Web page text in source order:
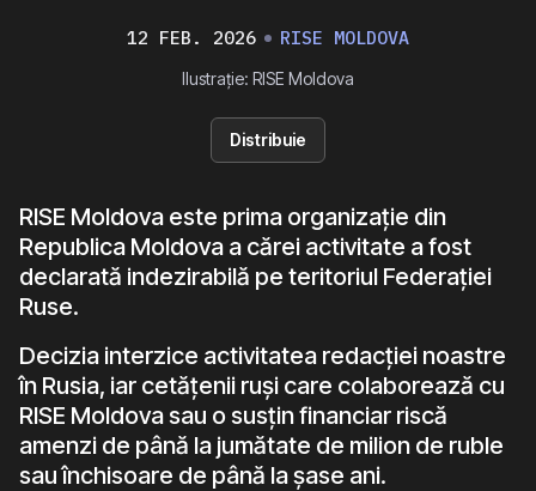
12 FEB. 2026 RISE MOLDOVA
Ilustrație: RISE Moldova
Distribuie
RISE Moldova este prima organizație din
Republica Moldova a cărei activitate a fost
declarată indezirabilă pe teritoriul Federației
Ruse.
Decizia interzice activitatea redacției noastre
în Rusia, iar cetățenii ruși care colaborează cu
RISE Moldova sau o susțin financiar riscă
amenzi de până la jumătate de milion de ruble
sau închisoare de până la șase ani.